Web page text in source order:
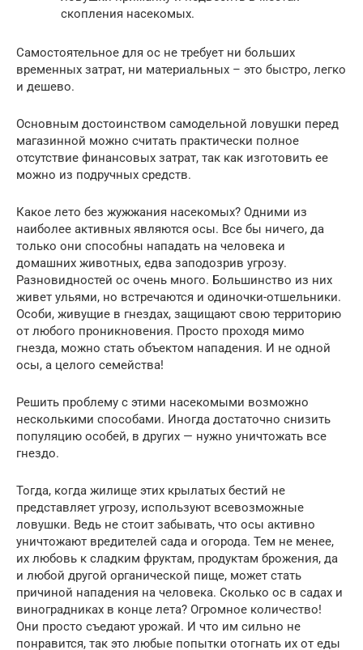
скопления насекомых.
Самостоятельное для ос не требует ни больших
временных затрат, ни материальных – это быстро, легко
и дешево.
Основным достоинством самодельной ловушки перед
магазинной можно считать практически полное
отсутствие финансовых затрат, так как изготовить ее
можно из подручных средств.
Какое лето без жужжания насекомых? Одними из
наиболее активных являются осы. Все бы ничего, да
только они способны нападать на человека и
домашних животных, едва заподозрив угрозу.
Разновидностей ос очень много. Большинство из них
живет ульями, но встречаются и одиночки-отшельники.
Особи, живущие в гнездах, защищают свою территорию
от любого проникновения. Просто проходя мимо
гнезда, можно стать объектом нападения. И не одной
осы, а целого семейства!
Решить проблему с этими насекомыми возможно
несколькими способами. Иногда достаточно снизить
популяцию особей, в других — нужно уничтожать все
гнездо.
Тогда, когда жилище этих крылатых бестий не
представляет угрозу, используют всевозможные
ловушки. Ведь не стоит забывать, что осы активно
уничтожают вредителей сада и огорода. Тем не менее,
их любовь к сладким фруктам, продуктам брожения, да
и любой другой органической пище, может стать
причиной нападения на человека. Сколько ос в садах и
виноградниках в конце лета? Огромное количество!
Они просто съедают урожай. И что им сильно не
понравится, так это любые попытки отогнать их от еды